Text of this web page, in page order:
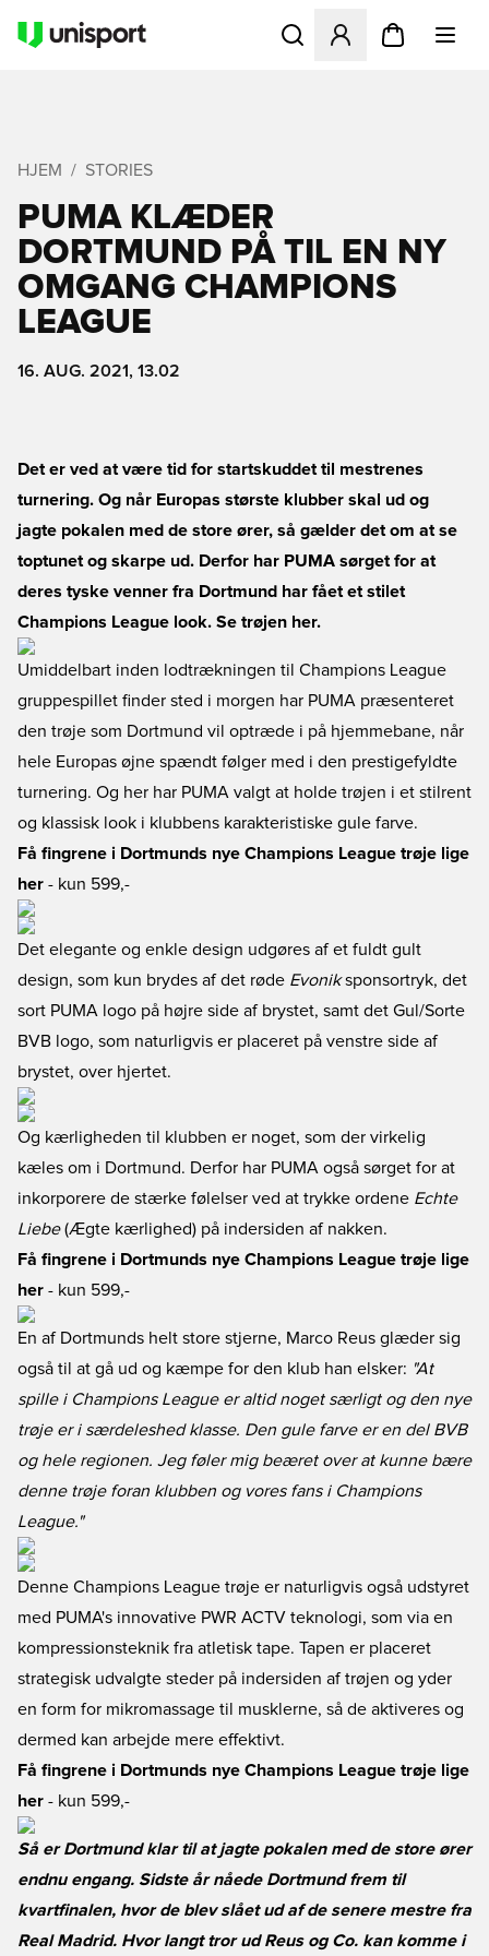
Åbner en Modal til at
HJEM STORIES
PUMA KLÆDER
DORTMUND PÅ TIL EN NY
OMGANG CHAMPIONS
LEAGUE
16. AUG. 2021, 13.02
Det er ved at være tid for startskuddet til mestrenes
turnering. Og når Europas største klubber skal ud og
jagte pokalen med de store ører, så gælder det om at se
toptunet og skarpe ud. Derfor har PUMA sørget for at
deres tyske venner fra Dortmund har fået et stilet
Champions League look. Se trøjen her.
Umiddelbart inden lodtrækningen til Champions League
gruppespillet finder sted i morgen har PUMA præsenteret
den trøje som Dortmund vil optræde i på hjemmebane, når
hele Europas øjne spændt følger med i den prestigefyldte
turnering. Og her har PUMA valgt at holde trøjen i et stilrent
og klassisk look i klubbens karakteristiske gule farve.
Få fingrene i Dortmunds nye Champions League trøje lige
her - kun 599,-
Det elegante og enkle design udgøres af et fuldt gult
design, som kun brydes af det røde Evoniksponsortryk, det
sort PUMA logo på højre side af brystet, samt det Gul/Sorte
BVB logo, som naturligvis er placeret på venstre side af
brystet, over hjertet.
Og kærligheden til klubben er noget, som der virkelig
kæles om i Dortmund. Derfor har PUMA også sørget for at
inkorporere de stærke følelser ved at trykke ordene Echte
Liebe(Ægte kærlighed) på indersiden af nakken.
Få fingrene i Dortmunds nye Champions League trøje lige
her - kun 599,-
En af Dortmunds helt store stjerne, Marco Reus glæder sig
også til at gå ud og kæmpe for den klub han elsker: "At
spille i Champions League er altid noget særligt og den nye
trøje er i særdeleshed klasse. Den gule farve er en del BVB
og hele regionen. Jeg føler mig beæret over at kunne bære
denne trøje foran klubben og vores fans i Champions
League."
Denne Champions League trøje er naturligvis også udstyret
med PUMA's innovative PWR ACTV teknologi, som via en
kompressionsteknik fra atletisk tape. Tapen er placeret
strategisk udvalgte steder på indersiden af trøjen og yder
en form for mikromassage til musklerne, så de aktiveres og
dermed kan arbejde mere effektivt.
Få fingrene i Dortmunds nye Champions League trøje lige
her - kun 599,-
Så er Dortmund klar til at jagte pokalen med de store ører
endnu engang. Sidste år nåede Dortmund frem til
kvartfinalen, hvor de blev slået ud af de senere mestre fra
Real Madrid. Hvor langt tror ud Reus og Co. kan komme i